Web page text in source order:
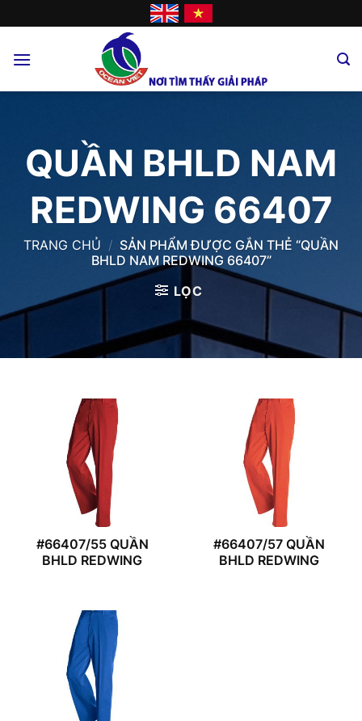
to
QUẦN BHLD NAM
REDWING 66407
TRANG CHỦ / SẢN PHẨM ĐƯỢC GẮN THẺ “QUẦN
BHLD NAM REDWING 66407”
LỌC
#66407/55 QUẦN
BHLD REDWING
#66407/57 QUẦN
BHLD REDWING